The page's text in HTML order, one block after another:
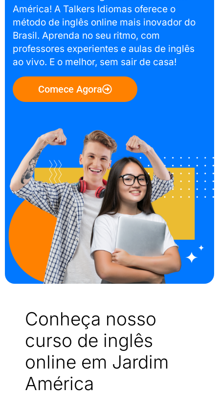
América! A Talkers Idiomas oferece o
método de inglês online mais inovador do
Brasil. Aprenda no seu ritmo, com
professores experientes e aulas de inglês
ao vivo. E o melhor, sem sair de casa!
Comece Agora
Conheça nosso
curso de inglês
online em Jardim
América